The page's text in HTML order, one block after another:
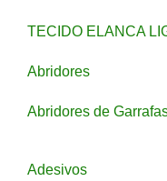
TECIDO ELANCA
Abridores
Abridores de
Adesivos